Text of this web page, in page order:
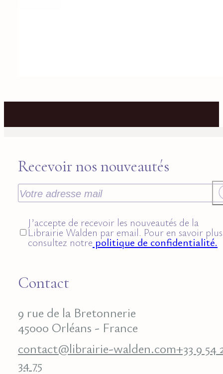
Recevoir nos nouveautés
J’accepte de recevoir les nouveautés de la
Librairie Walden par email. Pour en savoir
consultez notre politique de confidentialité.
Contact
9 rue de la Bretonnerie
45000 Orléans - France
contact@librairie-walden.com+33 9 54
34 75